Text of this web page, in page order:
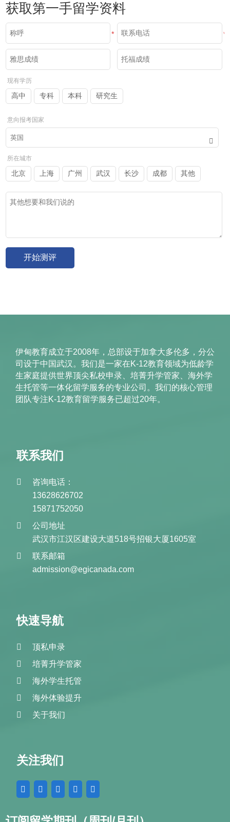
获取第一手留学资料
* *
现有学历
高中 专科 本科 研究生
意向报考国家
所在城市
北京 上海 广州 武汉 长沙 成都 其他
伊甸教育成立于2008年，总部设于加拿大多伦多，分公
司设于中国武汉。我们是一家在K-12教育领域为低龄学
生家庭提供世界顶尖私校申录、培菁升学管家、海外学
生托管等一体化留学服务的专业公司。我们的核心管理
团队专注K-12教育留学服务已超过20年。
联系我们
咨询电话：
13628626702
15871752050
公司地址
武汉市江汉区建设大道518号招银大厦1605室
联系邮箱
admission@egicanada.com
快速导航
顶私申录
培菁升学管家
海外学生托管
海外体验提升
关于我们
关注我们